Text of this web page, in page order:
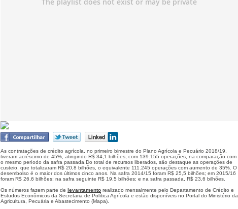
As contratações de crédito agrícola, no primeiro bimestre do Plano Agrícola e Pecuário 2018/19,
tiveram acréscimo de 45%, atingindo R$ 34,1 bilhões, com 139.155 operações, na comparação com
o mesmo período da safra passada.Do total de recursos liberados, são destaque as operações de
custeio, que totalizaram R$ 20,8 bilhões, o equivalente 111.245 operações com aumento de 35%. O
desembolso é o maior dos últimos cinco anos. Na safra 2014/15 foram R$ 25,5 bilhões; em 2015/16
foram R$ 26,6 bilhões; na safra seguinte R$ 19,5 bilhões; e na safra passada, R$ 23,6 bilhões.
Os números fazem parte de levantamento realizado mensalmente pelo Departamento de Crédito e
Estudos Econômicos da Secretaria de Política Agrícola e estão disponíveis no Portal do Ministério da
Agricultura, Pecuária e Abastecimento (Mapa).